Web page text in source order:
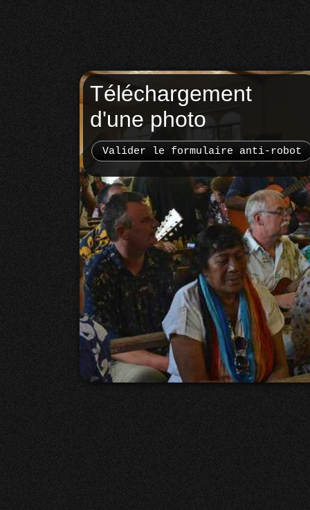
Téléchargement
d'une photo